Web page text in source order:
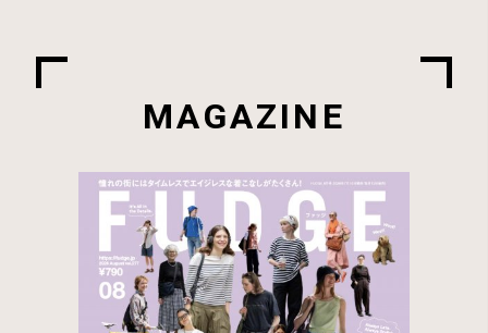
MAGAZINE